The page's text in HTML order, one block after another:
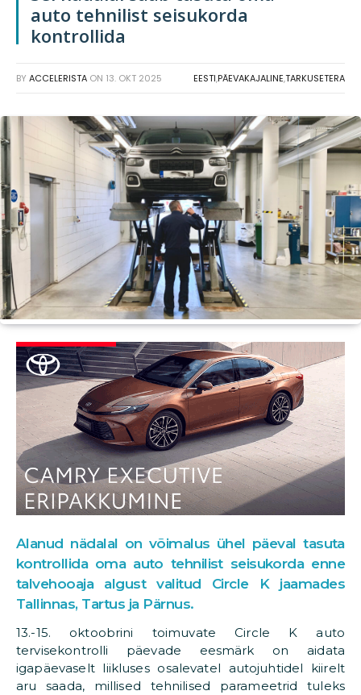
auto tehnilist seisukorda
kontrollida
BY ACCELERISTA ON 13. OKT 2025 EESTI,PÄEVAKAJALINE,TARKUSETERA
Alanud nädalal on võimalus ühel päeval tasuta
kontrollida oma auto tehnilist seisukorda enne
talvehooaja algust valitud Circle K jaamades
Tallinnas, Tartus ja Pärnus.
13.-15. oktoobrini toimuvate Circle K auto
tervisekontrolli päevade eesmärk on aidata
igapäevaselt liikluses osalevatel autojuhtidel kiirelt
aru saada, millised tehnilised parameetrid tuleks